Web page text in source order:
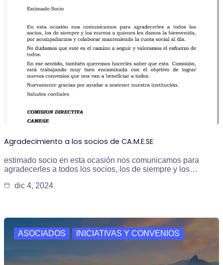
Agradecimiento a los socios de CA.M.E.SE
estimado socio en esta ocasión nos comunicamos para
agradecerles a todos los socios, los de siempre y los…
dic 4, 2024
ASOCIADOS INICIATIVAS Y CONVENIOS